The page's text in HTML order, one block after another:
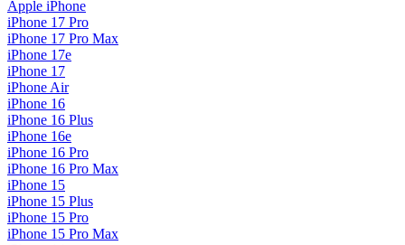
Apple iPhone
iPhone 17 Pro
iPhone 17 Pro Max
iPhone 17e
iPhone 17
iPhone Air
iPhone 16
iPhone 16 Plus
iPhone 16e
iPhone 16 Pro
iPhone 16 Pro Max
iPhone 15
iPhone 15 Plus
iPhone 15 Pro
iPhone 15 Pro Max